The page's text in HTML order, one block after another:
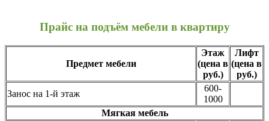
Прайс на подъём мебели в квартиру
Предмет мебели
Этаж
(цена в
руб.)
Лифт
(цена в
руб.)
Занос на 1-й этаж
600-
1000
Мягкая мебель